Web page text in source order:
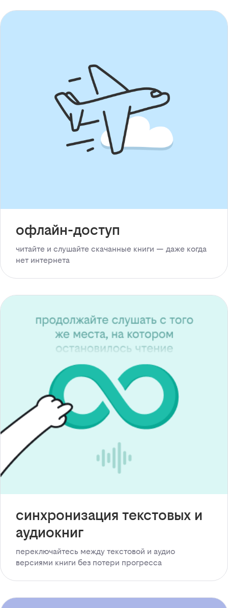
офлайн-доступ
читайте и слушайте скачанные книги — даже когда
нет интернета
синхронизация текстовых и
аудиокниг
переключайтесь между текстовой и аудио
версиями книги без потери прогресса